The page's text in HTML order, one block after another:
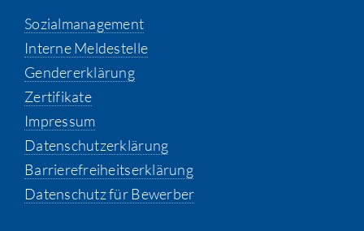
Sozialmanagement
Interne Meldestelle
Gendererklärung
Zertifikate
Impressum
Datenschutzerklärung
Barrierefreiheitserklärung
Datenschutz für Bewerber